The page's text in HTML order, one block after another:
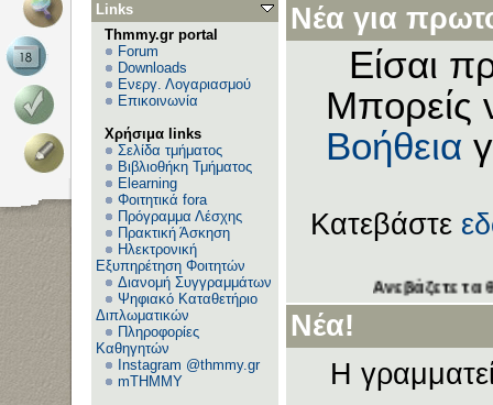
Links
Thmmy.gr portal
Forum
Downloads
Ενεργ. Λογαριασμού
Επικοινωνία
Χρήσιμα links
Σελίδα τμήματος
Βιβλιοθήκη Τμήματος
Elearning
Φοιτητικά fora
Πρόγραμμα Λέσχης
Πρακτική Άσκηση
Ηλεκτρονική
Εξυπηρέτηση Φοιτητών
Διανομή Συγγραμμάτων
Ψηφιακό Καταθετήριο
Διπλωματικών
Πληροφορίες
Καθηγητών
Instagram @thmmy.gr
mTHMMY
Νέα για
Είσαι
Μπορείς
Βοήθεια
Κατεβάστε
Ανεβάζετε τα θέματα
Νέα!
Η